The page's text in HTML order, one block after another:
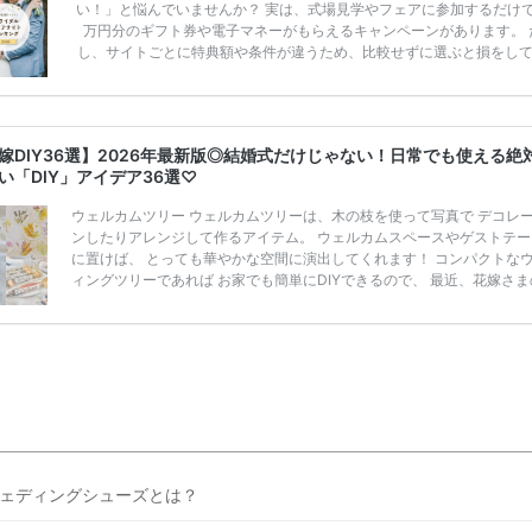
い！」と悩んでいませんか？ 実は、式場見学やフェアに参加するだけ
万円分のギフト券や電子マネーがもらえるキャンペーンがあります。
し、サイトごとに特典額や条件が違うため、比較せずに選ぶと損をし
ンペーン特典ランキングを公開！ 比較サイト：プラコレ、ゼクシィ、
補を絞れる「ウェディング診断」か、体験型 […]続きを読む
DIY36選】2026年最新版◎結婚式だけじゃない！日常でも使える絶
「DIY」アイデア36選♡
ウェルカムツリー ウェルカムツリーは、木の枝を使って写真で デコレ
ンしたりアレンジして作るアイテム。 ウェルカムスペースやゲストテ
に置けば、 とっても華やかな空間に演出してくれます！ コンパクトな
ィングツリーであれば お家でも簡単にDIYできるので、 最近、花嫁さま
紹介します♪今すくCheck♡ インスタサイン インスタサインとは、
ディングシューズとは？